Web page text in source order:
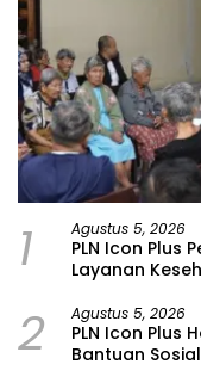
1 Agustus 5, 2026
PLN Icon Plus
Layanan
2 Agustus 5, 2026
PLN Icon Plus
Bantuan